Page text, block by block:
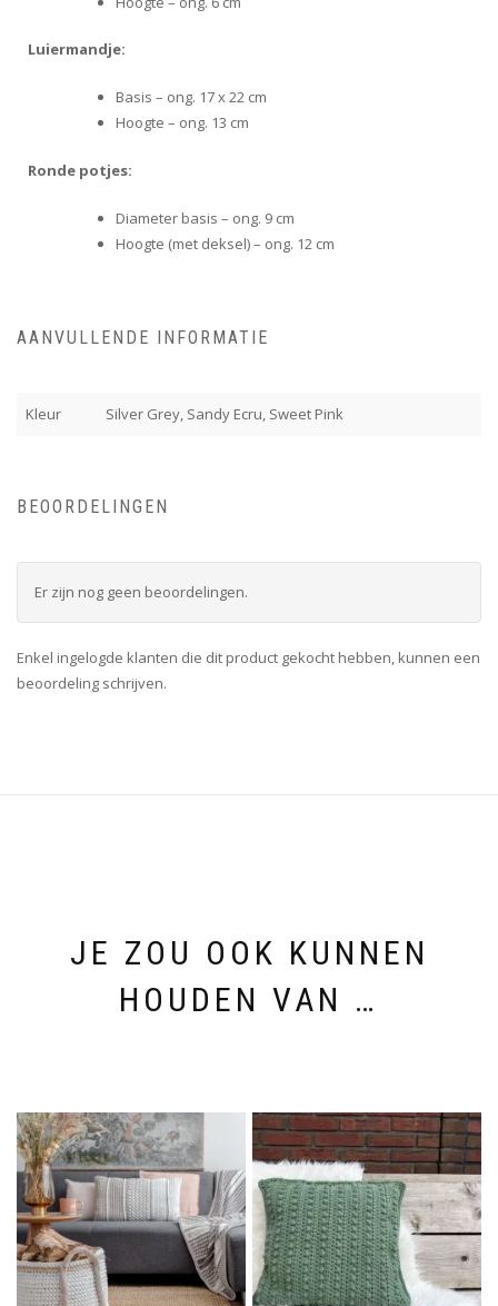
Luiermandje:
Basis – ong. 17 x 22 cm
Hoogte – ong. 13 cm
Ronde potjes:
Diameter basis – ong. 9 cm
Hoogte (met deksel) – ong. 12 cm
AANVULLENDE INFORMATIE
Kleur Silver Grey, Sandy Ecru, Sweet Pink
BEOORDELINGEN
Er zijn nog geen beoordelingen.
Enkel ingelogde klanten die dit product gekocht hebben, kunnen een
beoordeling schrijven.
JE ZOU OOK KUNNEN
HOUDEN VAN …